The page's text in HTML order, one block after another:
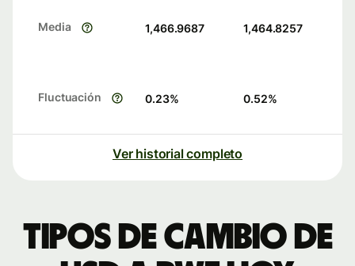
Media 1,466.9687 1,464.8257
Fluctuación 0.23% 0.52%
Ver historial completo
Tipos de cambio de